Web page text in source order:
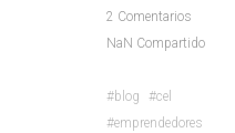
2 Comentarios
NaN Compartido
blog
cel
emprendedores